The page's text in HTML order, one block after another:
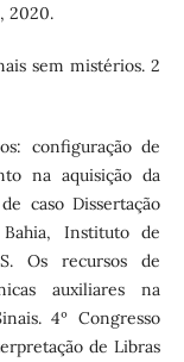
2020.
sem mistérios. 2
configuração de
na aquisição da
caso Dissertação
Instituto de
Os recursos de
auxiliares na
4º Congresso
de Libras